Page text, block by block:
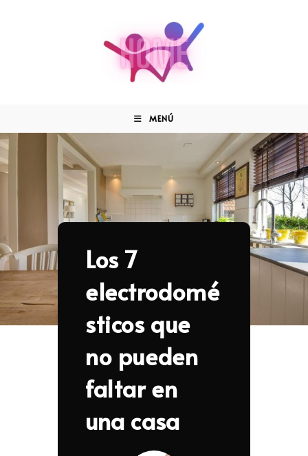
MENÚ
Los 7
electrodomé
sticos que
no pueden
faltar en
una casa